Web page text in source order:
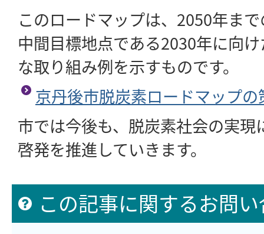
このロードマップは、2050年ま
中間目標地点である2030年に向
な取り組み例を示すものです。
京丹後市脱炭素ロードマップ
市では今後も、脱炭素社会の実現
啓発を推進していきます。
この記事に関するお問